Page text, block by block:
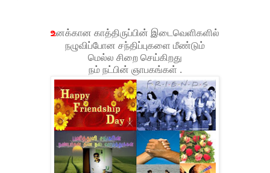
உனக்கான காத்திருப்பின் இடைவெளிகளில்
நழுவிப்போன சந்திப்புகளை மீண்டும்
மெல்ல சிறை செய்கிறது
நம் நட்பின் ஞாபகங்கள் .